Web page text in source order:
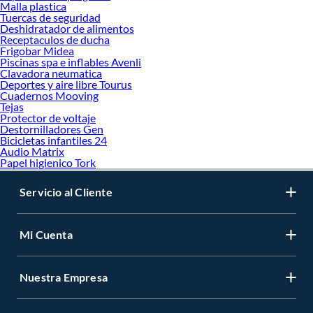
Malla plastica
Tuercas de seguridad
Deshidratador de alimentos
Receptaculos de ducha
Frigobar Midea
Piscinas spa e inflables Avenli
Clavadora neumatica
Deportes y aire libre Tourus
Cuadernos Mooving
Tejas
Protector de voltaje
Destornilladores Gen
Bicicletas infantiles 24
Audio Matrix
Papel higienico Tork
Servicio al Cliente
Mi Cuenta
Nuestra Empresa